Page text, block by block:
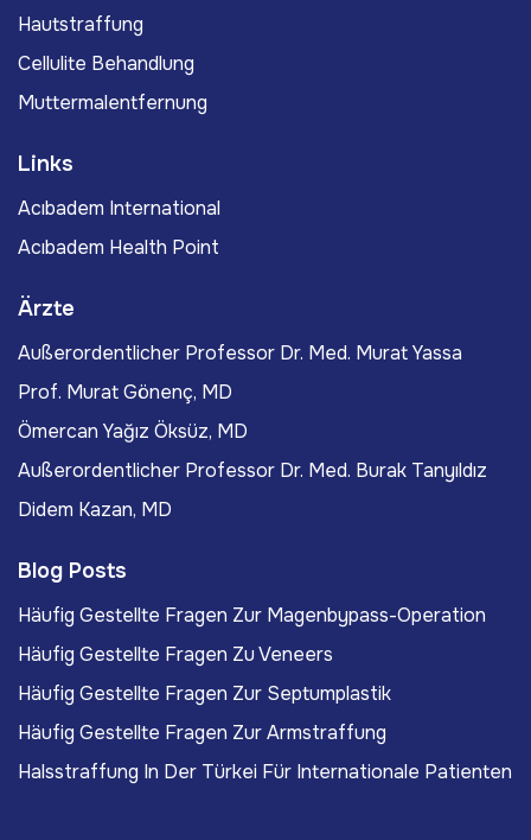
Hautstraffung
Cellulite Behandlung
Muttermalentfernung
Links
Acıbadem International
Acıbadem Health Point
Ärzte
Außerordentlicher Professor Dr. Med. Murat Yassa
Prof. Murat Gönenç, MD
Ömercan Yağız Öksüz, MD
Außerordentlicher Professor Dr. Med. Burak Tanyıldız
Didem Kazan, MD
Blog Posts
Häufig Gestellte Fragen Zur Magenbypass-Operation
Häufig Gestellte Fragen Zu Veneers
Häufig Gestellte Fragen Zur Septumplastik
Häufig Gestellte Fragen Zur Armstraffung
Halsstraffung In Der Türkei Für Internationale Patienten